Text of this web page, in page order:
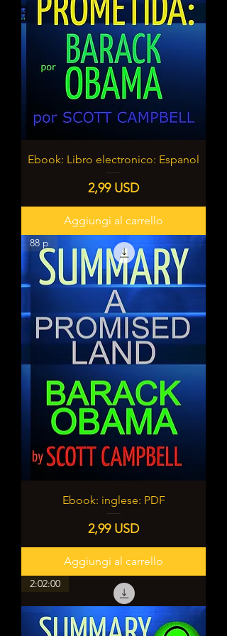
Ebook: Libro electronico: Espanol
Prezzo
2,99 USD
Aggiungi al carrello
88 p
Ebook: inglese: PDF
Prezzo
2,99 USD
Aggiungi al carrello
2:02:00